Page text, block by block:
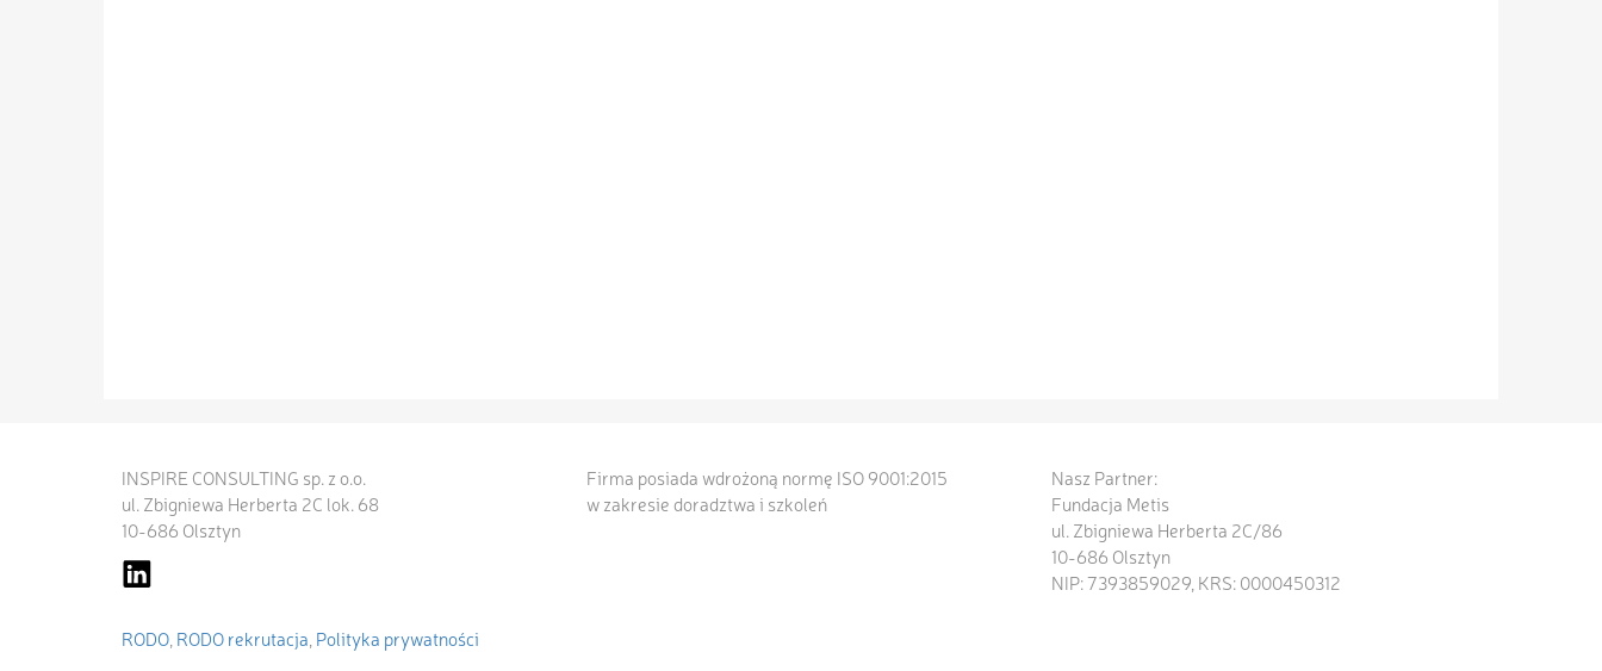
INSPIRE CONSULTING sp. z o.o.
ul. Zbigniewa Herberta 2C lok. 68
10-686 Olsztyn
Firma posiada wdrożoną normę ISO 9001:2015
w zakresie doradztwa i szkoleń
Nasz Partner:
Fundacja Metis
ul. Zbigniewa Herberta 2C/86
10-686 Olsztyn
NIP: 7393859029, KRS: 0000450312
RODO,RODO rekrutacja,Polityka prywatności